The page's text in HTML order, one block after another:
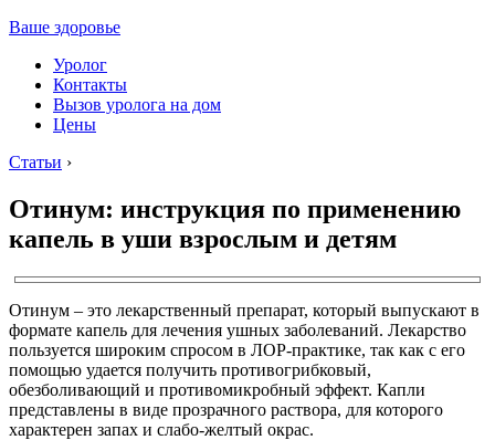
Ваше здоровье
Уролог
Контакты
Вызов уролога на дом
Цены
Статьи ›
Отинум: инструкция по применению
капель в уши взрослым и детям
Отинум – это лекарственный препарат, который выпускают в
формате капель для лечения ушных заболеваний. Лекарство
пользуется широким спросом в ЛОР-практике, так как с его
помощью удается получить противогрибковый,
обезболивающий и противомикробный эффект. Капли
представлены в виде прозрачного раствора, для которого
характерен запах и слабо-желтый окрас.